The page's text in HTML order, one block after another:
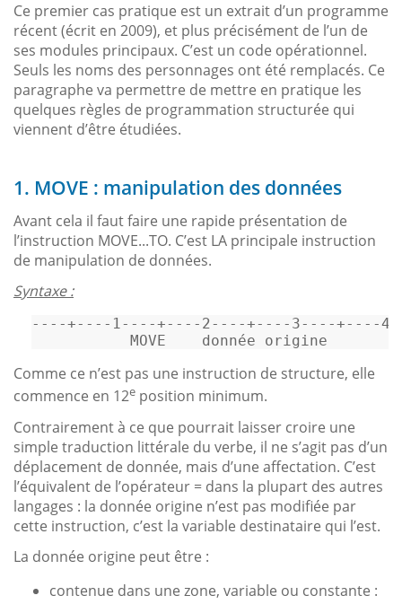
Ce premier cas pratique est un extrait d’un programme
récent (écrit en 2009), et plus précisément de l’un de
ses modules principaux. C’est un code opérationnel.
Seuls les noms des personnages ont été remplacés. Ce
paragraphe va permettre de mettre en pratique les
quelques règles de programmation structurée qui
viennent d’être étudiées.
1. MOVE : manipulation des données
Avant cela il faut faire une rapide présentation de
l’instruction MOVE...TO. C’est LA principale instruction
de manipulation de données.
Syntaxe :
----+---- 1----+---- 2----+---- 3----+----4
MOVE    donnée
Comme ce n’est pas une instruction de structure, elle
commence en 12e position minimum.
Contrairement à ce que pourrait laisser croire une
simple traduction littérale du verbe, il ne s’agit pas d’un
déplacement de donnée, mais d’une affectation. C’est
l’équivalent de l’opérateur = dans la plupart des autres
langages : la donnée origine n’est pas modifiée par
cette instruction, c’est la variable destinataire qui l’est.
La donnée origine peut être :
contenue dans une zone, variable ou constante :